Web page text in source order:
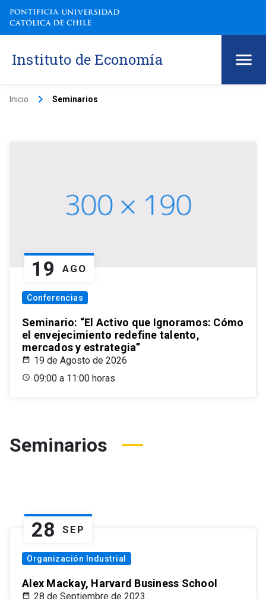
Instituto de Economía
Inicio keyboard_arrow_right Seminarios
19 AGO
Conferencias
Seminario: “El Activo que Ignoramos: Cómo
el envejecimiento redefine talento,
mercados y estrategia”
19 de Agosto de 2026
09:00 a 11:00 horas
Seminarios
28 SEP
Organización Industrial
Alex Mackay, Harvard Business School
28 de Septiembre de 2023